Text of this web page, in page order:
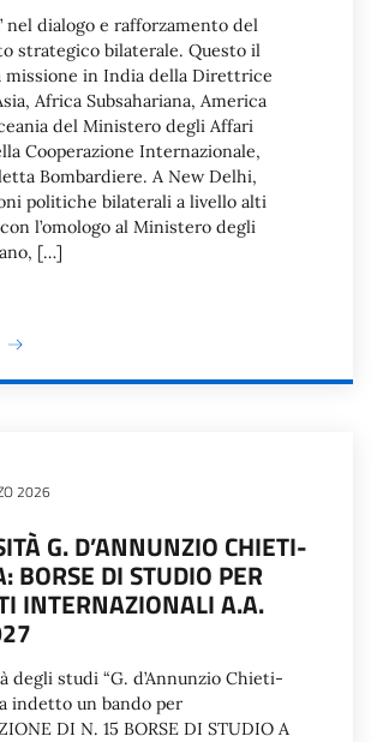
nel dialogo e rafforzamento del
strategico bilaterale. Questo il
missione in India della Direttrice
Africa Subsahariana, America
del Ministero degli Affari
Cooperazione Internazionale,
Bombardiere. A New Delhi,
politiche bilaterali a livello alti
l’omologo al Ministero degli
[…]
2026
G. D’ANNUNZIO CHIETI-
BORSE DI STUDIO PER
INTERNAZIONALI A.A.
degli studi “G. d’Annunzio Chieti-
indetto un bando per
DI N. 15 BORSE DI STUDIO A